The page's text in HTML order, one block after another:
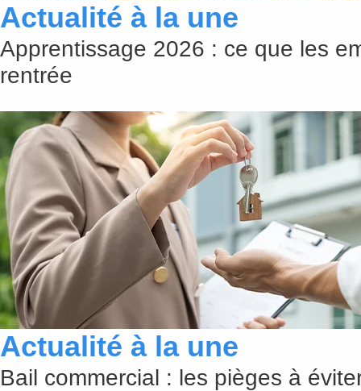
Actualité à la une
Apprentissage 2026 : ce que les
rentrée
Actualité à la une
Bail commercial : les pièges à